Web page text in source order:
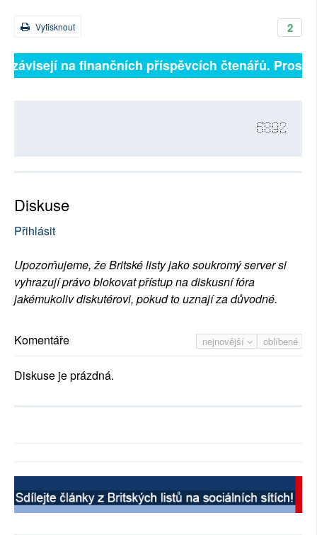
2
Vytisknout
na finančních příspěvcích čtenářů.
6892
Diskuse
Přihlásit
Upozorňujeme, že Britské listy jako soukromý server si
vyhrazují právo blokovat přístup na diskusní fóra
jakémukoliv diskutérovi, pokud to uznají za důvodné.
nejnovější oblíbené
Komentáře
Diskuse je prázdná.